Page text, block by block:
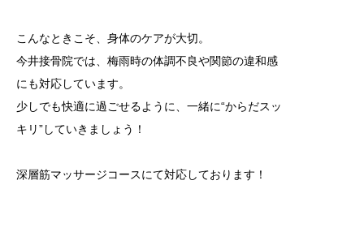
こんなときこそ、身体のケアが大切。
今井接骨院では、梅雨時の体調不良や関節の違和感
にも対応しています。
少しでも快適に過ごせるように、一緒に“からだスッ
キリ”していきましょう！
深層筋マッサージコースにて対応しております！